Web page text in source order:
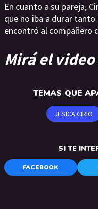
En cuanto a su pareja,
que no iba a durar
encontró al compañero
Mirá el
TEMAS QUE
JESICA CIRIO
SI TE
FACEBOOK